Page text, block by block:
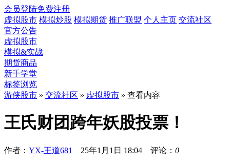
会员登陆免费注册
虚拟股市 模拟炒股 模拟期货 推广联盟 个人主页 交流社区
官方公告
虚拟股市
模拟&实战
期货商品
新手学堂
标签浏览
游侠股市 » 交流社区 » 虚拟股市 » 查看内容
王氏财团跨年妖股投票！
作者： YX-王道681 25年1月1日 18:04 评论： 0